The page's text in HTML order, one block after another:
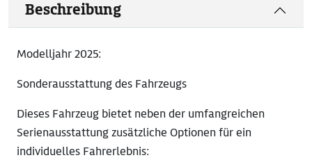
Beschreibung
Modelljahr 2025:
Sonderausstattung des Fahrzeugs
Dieses Fahrzeug bietet neben der umfangreichen
Serienausstattung zusätzliche Optionen für ein
individuelles Fahrerlebnis: